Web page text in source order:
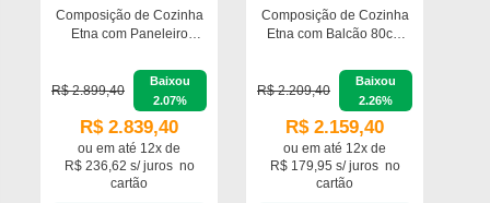
Composição de Cozinha
Etna com Paneleiro
Móveis
R$ 2.899,40
Baixou
2.07%
R$ 2.839,40
ou em até 12x de
R$ 236,62 s/ juros no
cartão
Composição de Cozinha
Etna com Balcão 80cm
120cm Vidro Poliman
Móveis
R$ 2.209,40
Baixou
2.26%
R$ 2.159,40
ou em até 12x de
R$ 179,95 s/ juros no
cartão